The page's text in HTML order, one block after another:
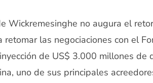
Wickremesinghe no augura el
retomar las negociaciones con el
de US$ 3.000 millones de
uno de sus principales